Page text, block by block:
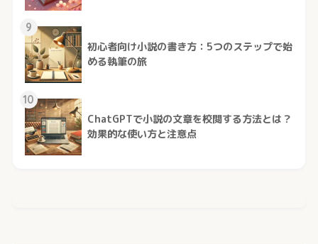
9
初心者向け小説の書き方：5つのステップで始
める執筆の旅
10
ChatGPTで小説の文章を校閲する方法とは？
効果的な使い方と注意点